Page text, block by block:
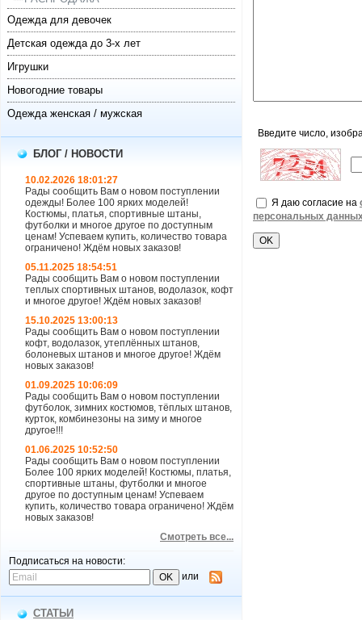
Одежда для девочек
Детская одежда до 3-х лет
Игрушки
Новогодние товары
Одежда женская / мужская
БЛОГ / НОВОСТИ
10.02.2026 18:01:27
Рады сообщить Вам о новом поступлении
одежды! Более 100 ярких моделей!
Костюмы, платья, спортивные штаны,
футболки и многое другое по доступным
ценам! Успеваем купить, количество товара
ограничено! Ждём новых заказов!
05.11.2025 18:54:51
Рады сообщить Вам о новом поступлении
теплых спортивных штанов, водолазок, кофт
и многое другое! Ждём новых заказов!
15.10.2025 13:00:13
Рады сообщить Вам о новом поступлении
кофт, водолазок, утеплённых штанов,
болоневых штанов и многое другое! Ждём
новых заказов!
01.09.2025 10:06:09
Рады сообщить Вам о новом поступлении
футболок, зимних костюмов, тёплых штанов,
курток, комбинезоны на зиму и многое
другое!!!
01.06.2025 10:52:50
Рады сообщить Вам о новом поступлении
Более 100 ярких моделей! Костюмы, платья,
спортивные штаны, футболки и многое
другое по доступным ценам! Успеваем
купить, количество товара ограничено! Ждём
новых заказов!
Смотреть все...
Подписаться на новости:
или
СТАТЬИ
Введите число,
Я даю согласие на
персональных